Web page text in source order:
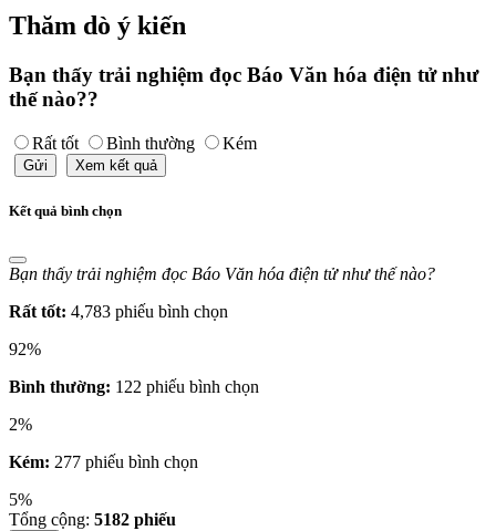
Thăm dò ý kiến
Bạn thấy trải nghiệm đọc Báo Văn hóa điện tử như
thế nào??
Rất tốt Bình thường Kém
Gửi Xem kết quả
Kết quả bình chọn
Bạn thấy trải nghiệm đọc Báo Văn hóa điện tử như thế nào?
Rất tốt: 4,783 phiếu bình chọn
92%
Bình thường: 122 phiếu bình chọn
2%
Kém: 277 phiếu bình chọn
5%
Tổng cộng: 5182 phiếu